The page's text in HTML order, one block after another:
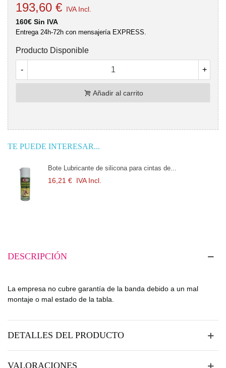
193,60 € IVA Incl.
160€ Sin IVA
Entrega 24h-72h con mensajería EXPRESS.
Producto Disponible
- +
Añadir al carrito
TE PUEDE INTERESAR...
Bote Lubricante de silicona para cintas de...
16,21 € IVA Incl.
DESCRIPCIÓN
La empresa no cubre garantía de la banda debido a un mal
montaje o mal estado de la tabla.
DETALLES DEL PRODUCTO
VALORACIONES